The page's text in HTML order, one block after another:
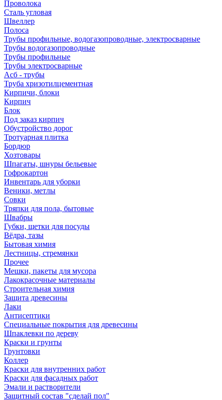
Проволока
Сталь угловая
Швеллер
Полоса
Трубы профильные, водогазопроводные, электросварные
Трубы водогазопроводные
Трубы профильные
Трубы электросварные
Асб - трубы
Труба хризотилцементная
Кирпичи, блоки
Кирпич
Блок
Под заказ кирпич
Обустройство дорог
Тротуарная плитка
Бордюр
Хозтовары
Шпагаты, шнуры бельевые
Гофрокартон
Инвентарь для уборки
Веники, метлы
Совки
Тряпки для пола, бытовые
Швабры
Губки, щетки для посуды
Вёдра, тазы
Бытовая химия
Лестницы, стремянки
Прочее
Мешки, пакеты для мусора
Лакокрасочные материалы
Строительная химия
Защита древесины
Лаки
Антисептики
Специальные покрытия для древесины
Шпаклевки по дереву
Краски и грунты
Грунтовки
Коллер
Краски для внутренних работ
Краски для фасадных работ
Эмали и растворители
Защитный состав "сделай пол"